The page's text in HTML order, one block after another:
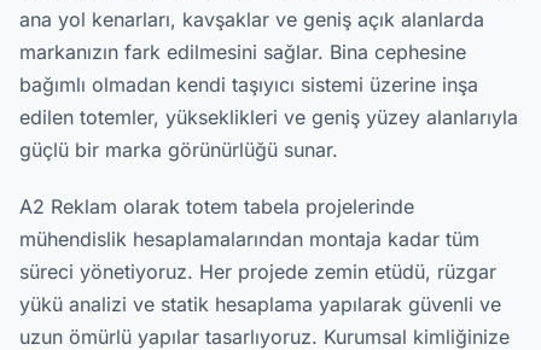
ana yol kenarları, kavşaklar ve geniş açık alanlarda
markanızın fark edilmesini sağlar. Bina cephesine
bağımlı olmadan kendi taşıyıcı sistemi üzerine inşa
edilen totemler, yükseklikleri ve geniş yüzey alanlarıyla
güçlü bir marka görünürlüğü sunar.
A2 Reklam olarak totem tabela projelerinde
mühendislik hesaplamalarından montaja kadar tüm
süreci yönetiyoruz. Her projede zemin etüdü, rüzgar
yükü analizi ve statik hesaplama yapılarak güvenli ve
uzun ömürlü yapılar tasarlıyoruz. Kurumsal kimliğinize